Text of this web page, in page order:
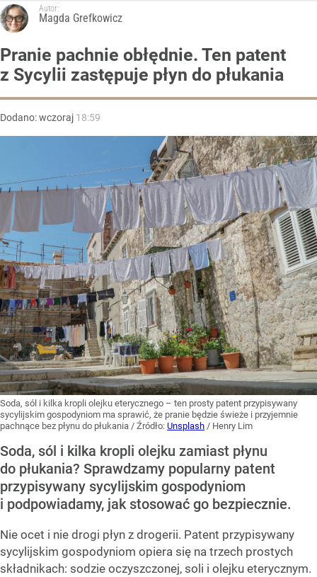
Autor:
Magda Grefkowicz
Pranie pachnie obłędnie. Ten patent
z Sycylii zastępuje płyn do płukania
Dodano:wczoraj 18:59
Soda, sól i kilka kropli olejku eterycznego – ten prosty patent przypisywany
sycylijskim gospodyniom ma sprawić, że pranie będzie świeże i przyjemnie
pachnące bez płynu do płukania / Źródło: Unsplash / Henry Lim
Soda, sól i kilka kropli olejku zamiast płynu
do płukania? Sprawdzamy popularny patent
przypisywany sycylijskim gospodyniom
i podpowiadamy, jak stosować go bezpiecznie.
Nie ocet i nie drogi płyn z drogerii. Patent przypisywany
sycylijskim gospodyniom opiera się na trzech prostych
składnikach: sodzie oczyszczonej, soli i olejku eterycznym.